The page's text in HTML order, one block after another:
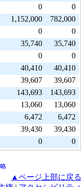
0
0
1,152,000
782,000
0
0
35,740
35,740
0
0
40,410
40,410
39,607
39,607
143,693
143,693
13,060
13,060
6,472
6,472
39,430
39,430
0 0
▲ページ上部に戻る